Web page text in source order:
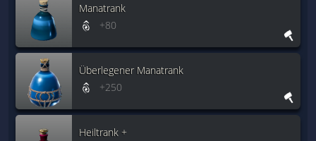
Manatrank
+80
Überlegener Manatrank
+250
Heiltrank +